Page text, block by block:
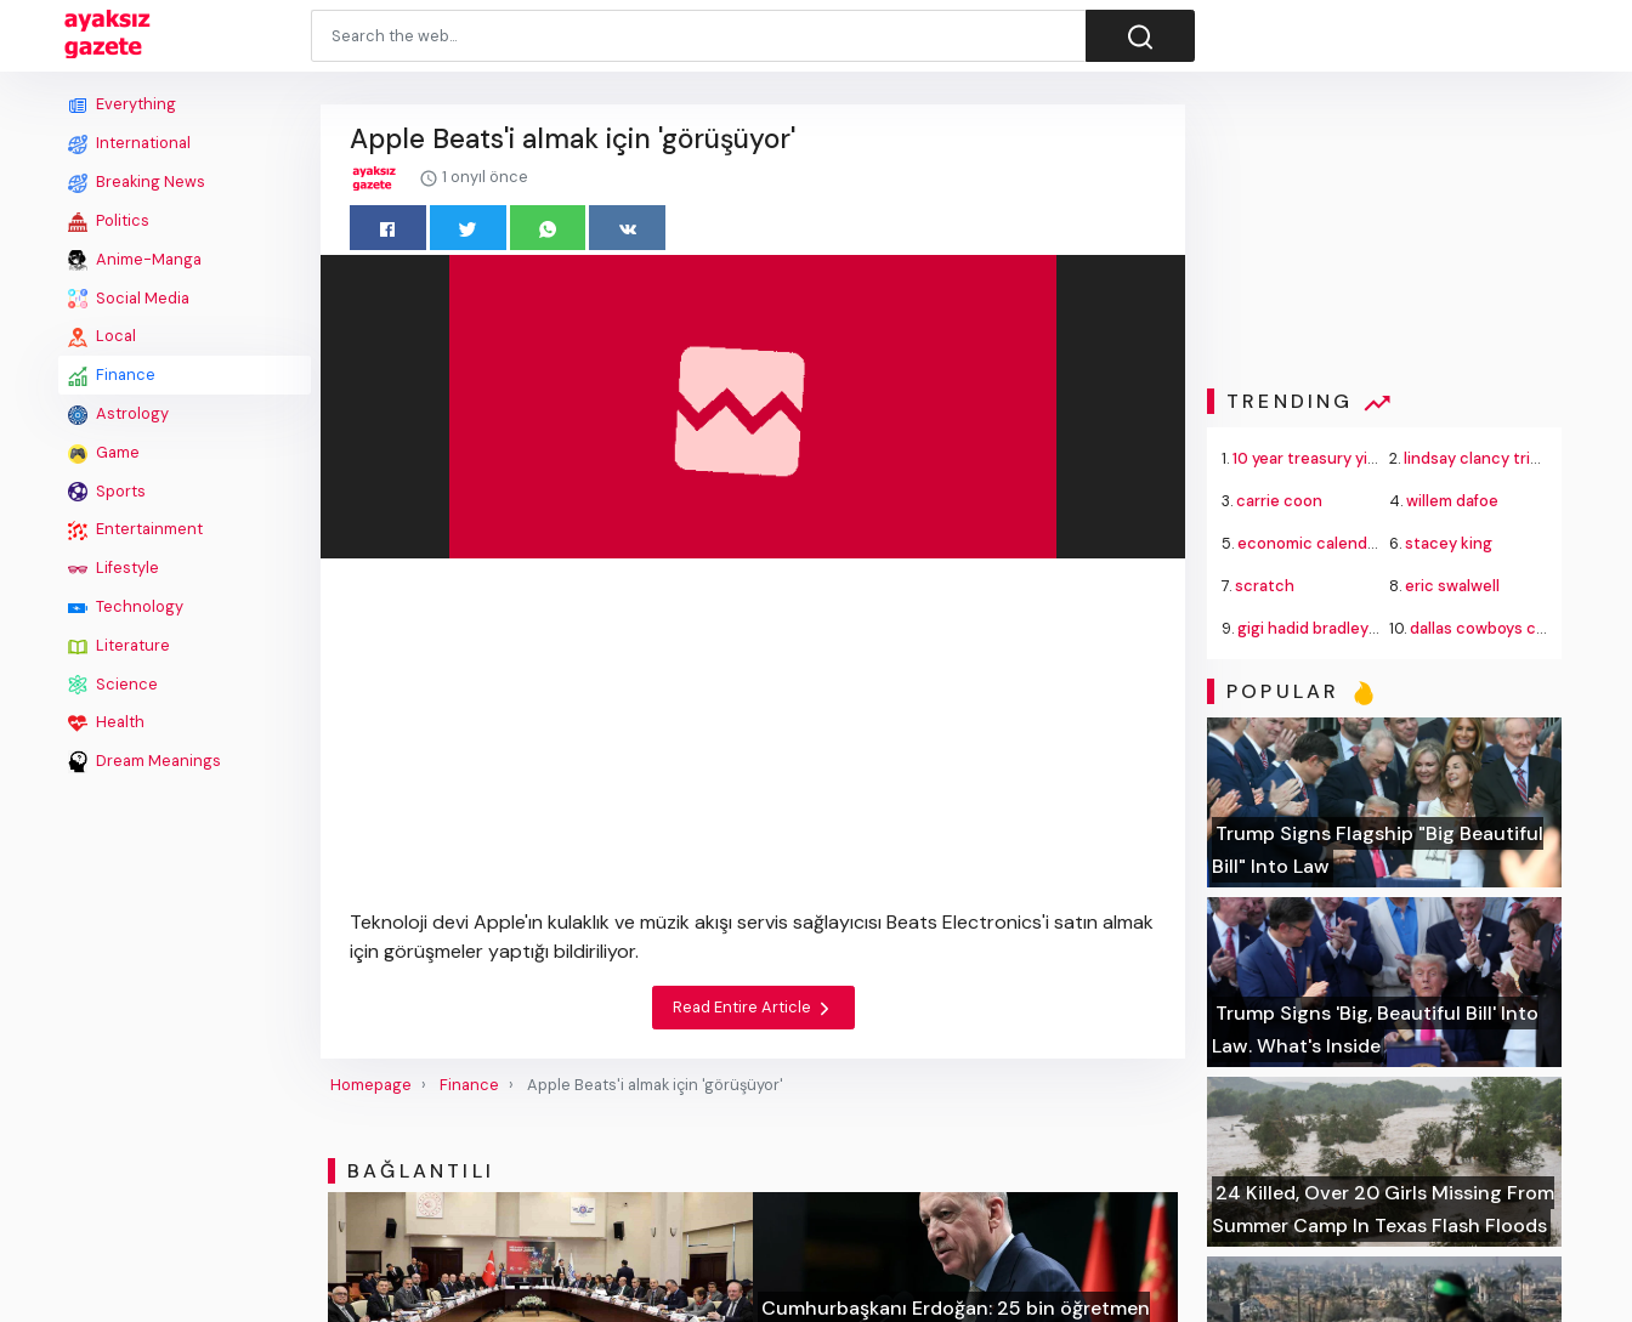
Everything
International
Breaking News
Politics
Anime-Manga
Social Media
Local
Finance
Astrology
Game
Sports
Entertainment
Lifestyle
Technology
Literature
Science
Health
Dream Meanings
Apple Beats'i almak için 'görüşüyor'
1 onyıl önce
Teknoloji devi Apple'ın kulaklık ve müzik akışı servis sağlayıcısı Beats Electronics'i satın almak
için görüşmeler yaptığı bildiriliyor.
Read Entire Article
Homepage Finance Apple Beats'i almak için 'görüşüyor'
BAĞLANTILI
Cumhurbaşkanı Erdoğan: 25 bin öğretmen
TRENDING
1.10 year treasury yield 2.lindsay clancy trial today
3.carrie coon 4.willem dafoe
5.economic calendar 6.stacey king
7.scratch 8.eric swalwell
9.gigi hadid bradley cooper boucheron rings 10.dallas cowboys cheerleaders
POPULAR
Trump Signs Flagship "Big Beautiful
Bill" Into Law
Trump Signs 'Big, Beautiful Bill' Into
Law. What's Inside
24 Killed, Over 20 Girls Missing From
Summer Camp In Texas Flash Floods